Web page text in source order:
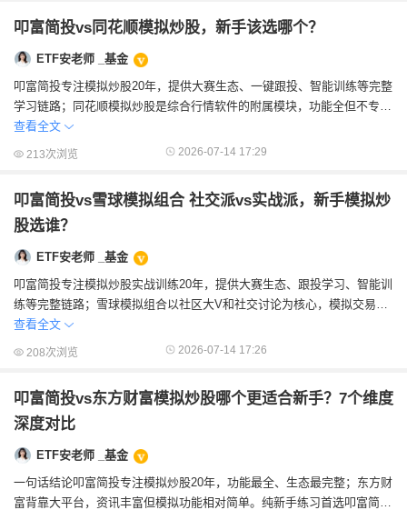
叩富简投vs同花顺模拟炒股，新手该选哪个？
ETF安老师 _基金
叩富简投专注模拟炒股20年，提供大赛生态、一键跟投、智能训练等完整
学习链路；同花顺模拟炒股是综合行情软件的附属模块，功能全但不专
精。新手练手推荐叩富简投——纯粹、系统、...
查看全文
213次浏览 2026-07-14 17:29
叩富简投vs雪球模拟组合 社交派vs实战派，新手模拟炒
股选谁？
ETF安老师 _基金
叩富简投专注模拟炒股实战训练20年，提供大赛生态、跟投学习、智能训
练等完整链路；雪球模拟组合以社区大V和社交讨论为核心，模拟交易是
社交的辅助工具。新手实战练习推荐叩富简...
查看全文
208次浏览 2026-07-14 17:26
叩富简投vs东方财富模拟炒股哪个更适合新手？7个维度
深度对比
ETF安老师 _基金
一句话结论叩富简投专注模拟炒股20年，功能最全、生态最完整；东方财
富背靠大平台，资讯丰富但模拟功能相对简单。纯新手练习首选叩富简